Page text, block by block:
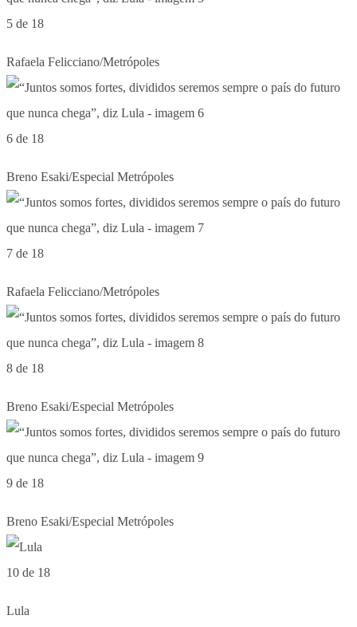
5 de 18
Rafaela Felicciano/Metrópoles
6 de 18
Breno Esaki/Especial Metrópoles
7 de 18
Rafaela Felicciano/Metrópoles
8 de 18
Breno Esaki/Especial Metrópoles
9 de 18
Breno Esaki/Especial Metrópoles
10 de 18
Lula